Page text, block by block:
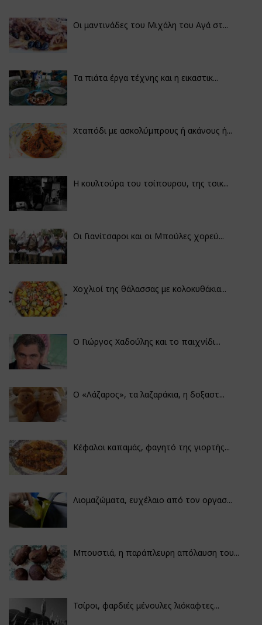
Οι μαντινάδες του Μιχάλη του Αγά στ...
Τα πιάτα έργα τέχνης και η εικαστικ...
Χταπόδι με ασκολύμπρους ή ακάνους ή...
Η κουλτούρα του τσίπουρου, της τσικ...
Οι Γιανίτσαροι και οι Μπούλες χορεύ...
Χοχλιοί της θάλασσας με κολοκυθάκια...
Ο Γιώργος Χαδούλης και το παιχνίδι...
Ο «Λάζαρος», τα λαζαράκια, η δοξαστ...
Κέφαλοι καπαμάς, φαγητό της γιορτής...
Λιομαζώματα, ευχέλαιο από τον οργασ...
Μπουστιά, η παράπλευρη απόλαυση του...
Τσίροι, φαρδιές μένουλες λιόκαφτες...